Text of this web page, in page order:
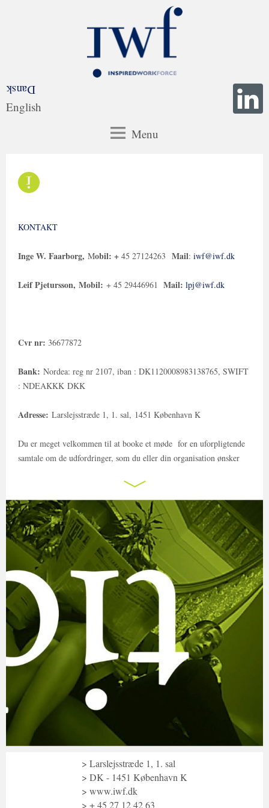
Dansk
English
Menu
KONTAKT
Inge W. Faarborg, Mobil: + 45 27124263 Mail: iwf@iwf.dk
Leif Pjetursson, Mobil: + 45 29446961 Mail: lpj@iwf.dk
Cvr nr: 36677872
Bank: Nordea: reg nr 2107, iban : DK1120008983138765, SWIFT
: NDEAKKK DKK
Adresse: Larslejsstræde 1, 1. sal, 1451 København K
Du er meget velkommen til at booke et møde for en uforpligtende
samtale om de udfordringer, som du eller din organisation ønsker
Larslejsstræde 1, 1. sal
DK - 1451 København K
www.iwf.dk
+ 45 27 12 42 63